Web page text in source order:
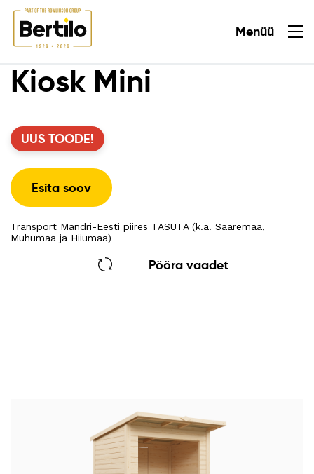
Menüü
Kiosk Mini
UUS TOODE!
Esita soov
Transport Mandri-Eesti piires TASUTA (k.a. Saaremaa,
Muhumaa ja Hiiumaa)
Pööra vaadet